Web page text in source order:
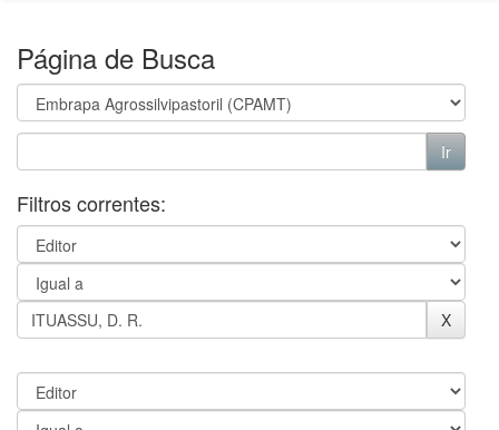
Página de Busca
Filtros correntes: